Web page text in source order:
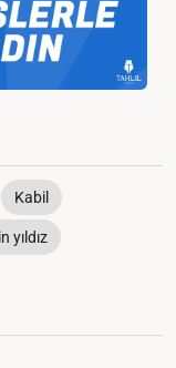
Kabil
yıldız